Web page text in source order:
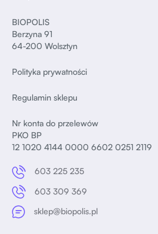
BIOPOLIS
Berzyna 91
64-200 Wolsztyn
Polityka prywatności
Regulamin sklepu
Nr konta do przelewów
PKO BP
12 1020 4144 0000 6602 0251 2119
603 225 235
603 309 369
sklep@biopolis.pl